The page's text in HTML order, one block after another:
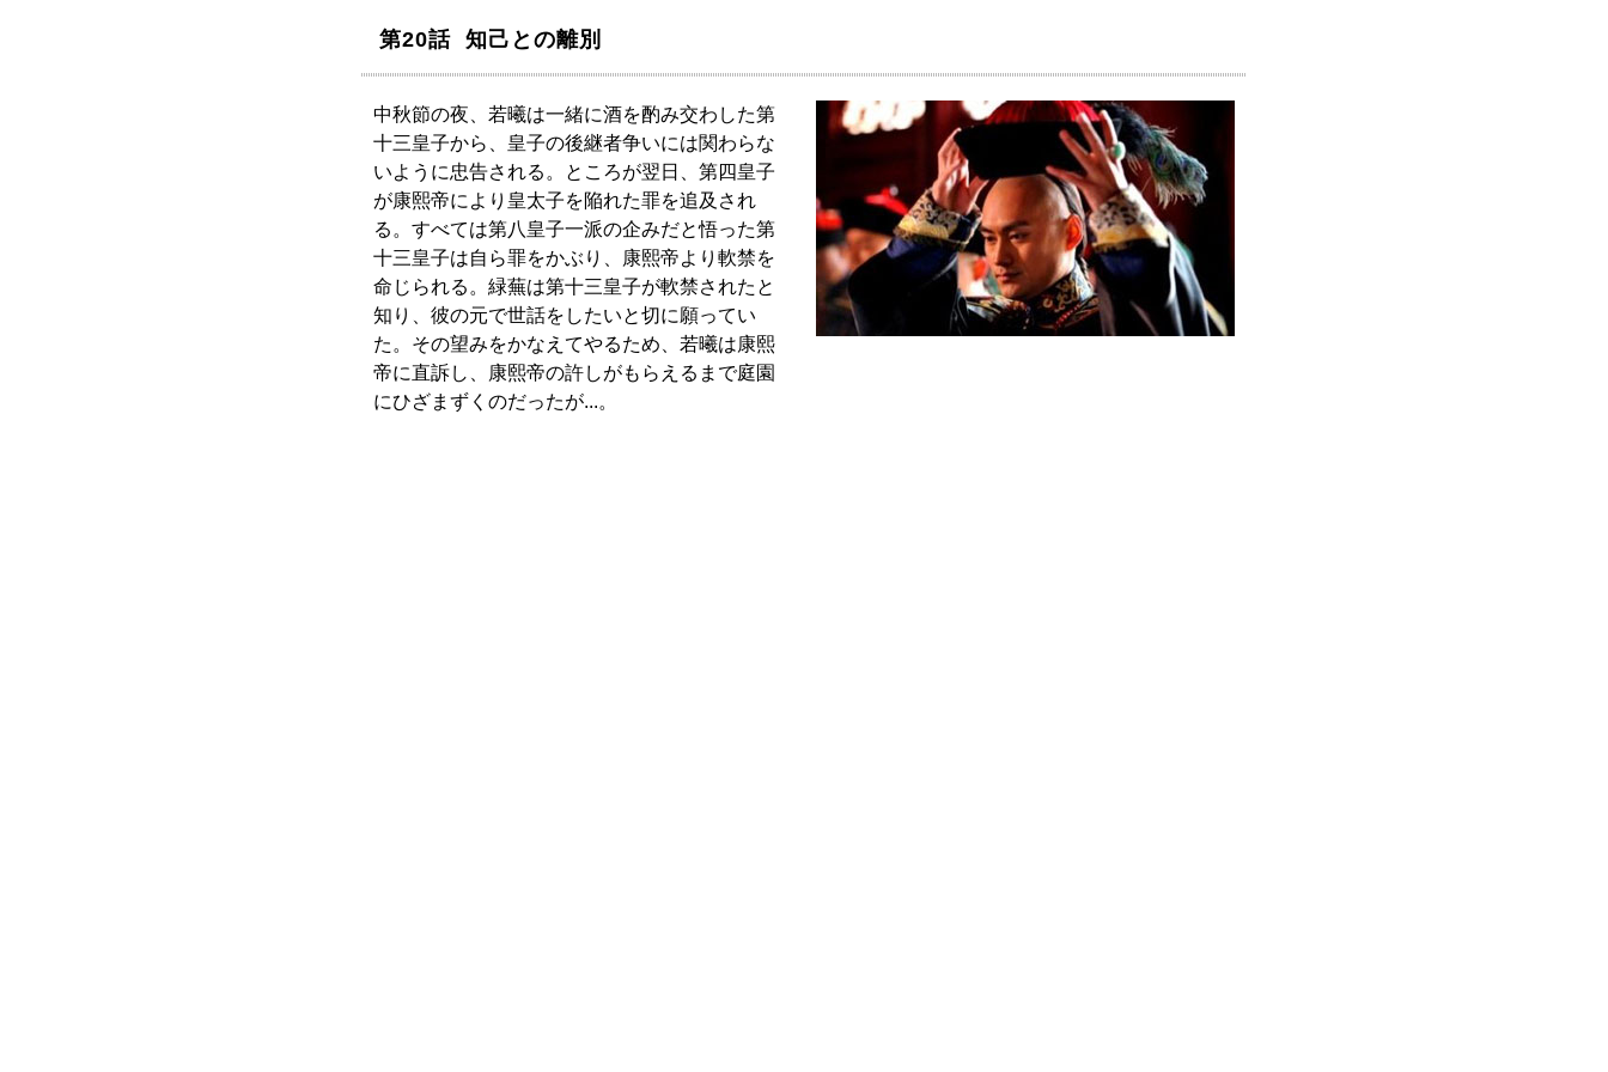
第20話 知己との離別
中秋節の夜、若曦は一緒に酒を酌み交わした第
十三皇子から、皇子の後継者争いには関わらな
いように忠告される。ところが翌日、第四皇子
が康熙帝により皇太子を陥れた罪を追及され
る。すべては第八皇子一派の企みだと悟った第
十三皇子は自ら罪をかぶり、康熙帝より軟禁を
命じられる。緑蕪は第十三皇子が軟禁されたと
知り、彼の元で世話をしたいと切に願ってい
た。その望みをかなえてやるため、若曦は康熙
帝に直訴し、康熙帝の許しがもらえるまで庭園
にひざまずくのだったが...。